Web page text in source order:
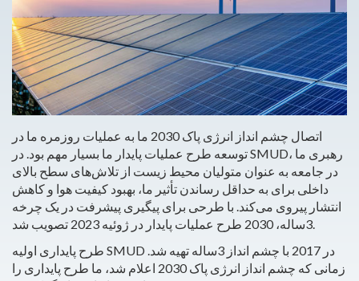
اتصال چشم انداز انرژی پاک 2030 ما به عملیات روزمره ما در
توسعه طرح عملیات پایدار ما بسیار مهم بود. در SMUD، رهبری ما
در جامعه به عنوان متولیان محیط زیست از تلاش‌های سطح بالای
داخلی برای به حداقل رساندن تأثیر ما، بهبود کیفیت هوا و کاهش
انتشار پیروی می‌کند. با طرحی برای پیگیری پیشرفت در یک چرخه
طرح پایداری اولیه SMUD در 2017 با چشم انداز 3ساله تهیه شد.
زمانی که چشم انداز انرژی پاک 2030 اعلام شد، ما طرح پایداری را